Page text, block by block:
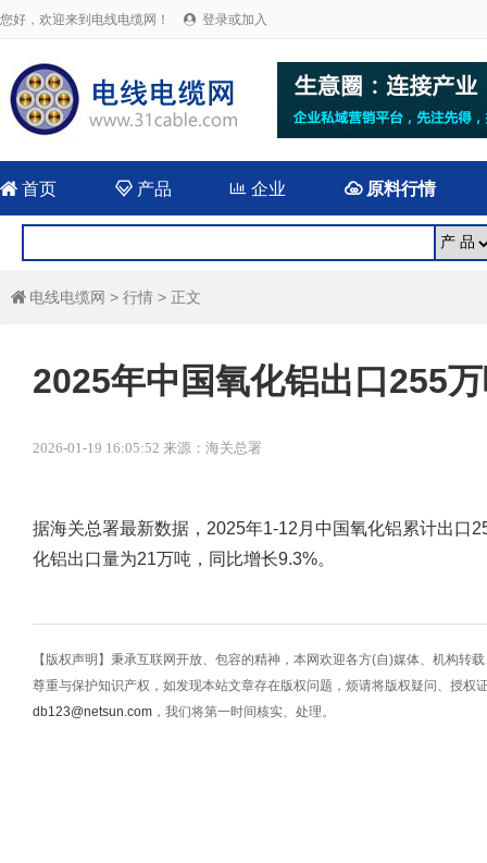
您好，欢迎来到电线电缆网！  登录或加入
 首页 产品  企业 原料行情
 电线电缆网 > 行情 > 正文
2025年中国氧化铝出口255
2026-01-19 16:05:52 来源：海关总署
据海关总署最新数据，2025年1-12月中国氧化铝累计出口
化铝出口量为21万吨，同比增长9.3%。
【版权声明】秉承互联网开放、包容的精神，本网欢迎各方(自)媒体、机构转
尊重与保护知识产权，如发现本站文章存在版权问题，烦请将版权疑问、授权
db123@netsun.com ，我们将第一时间核实、处理。